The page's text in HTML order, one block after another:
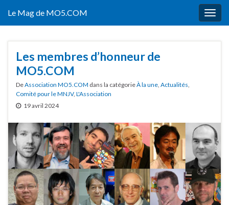
Le Mag de MO5.COM
Les membres d’honneur de
MO5.COM
DeAssociation MO5.COM dans la catégorieÀ la une, Actualités,
Comité pour le MNJV, L'Association
19 avril 2024